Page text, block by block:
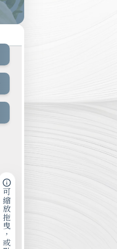
可縮放拖曳，或點擊